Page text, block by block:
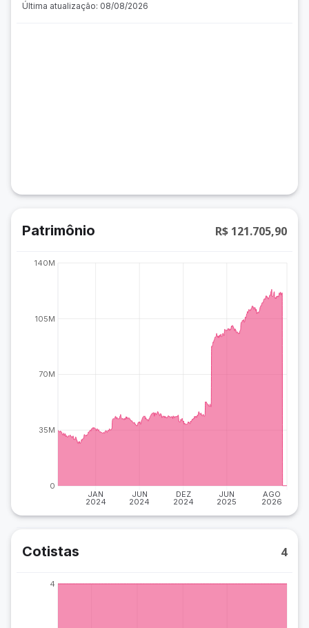
Última atualização: 08/08/2026
Patrimônio R$ 121.705,90
JAN
2024
JUN
2024
DEZ
2024
JUN
2025
AGO
2026
0
35M
70M
105M
140M
Cotistas 4
4